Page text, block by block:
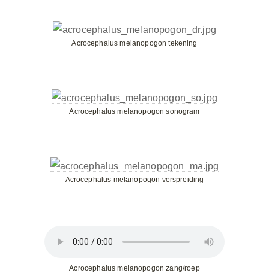
Acrocephalus melanopogon tekening
Acrocephalus melanopogon sonogram
Acrocephalus melanopogon verspreiding
Acrocephalus melanopogon zang/roep